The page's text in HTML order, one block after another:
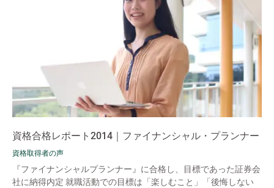
資格合格レポート2014｜ファイナンシャル・プランナー
資格取得者の声
『ファイナンシャルプランナー』に合格し、目標であった証券会
社に納得内定 就職活動での目標は「楽しむこと」「後悔しない